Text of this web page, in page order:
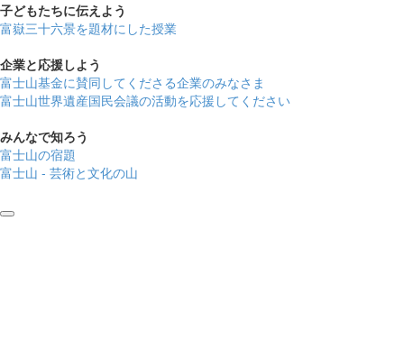
子どもたちに伝えよう
富嶽三十六景を題材にした授業
企業と応援しよう
富士山基金に賛同してくださる企業のみなさま
富士山世界遺産国民会議の活動を応援してください
みんなで知ろう
富士山の宿題
富士山 - 芸術と文化の山